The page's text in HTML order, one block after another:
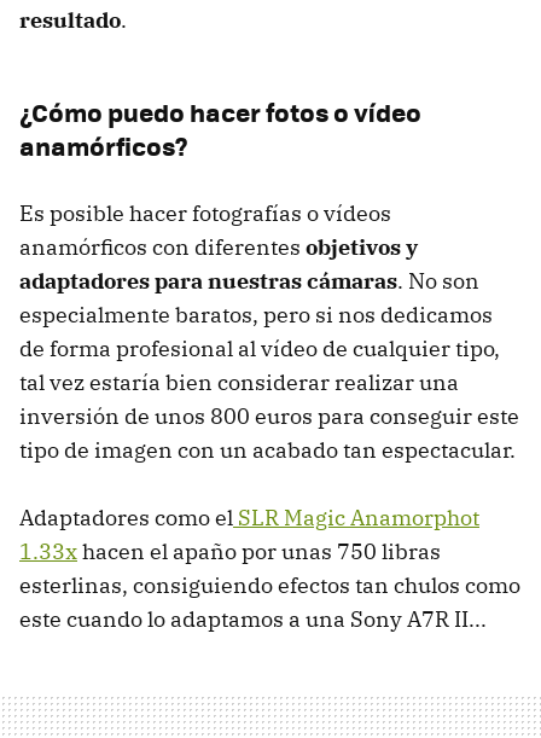
resultado.
¿Cómo puedo hacer fotos o vídeo
anamórficos?
Es posible hacer fotografías o vídeos
anamórficos con diferentes objetivos y
adaptadores para nuestras cámaras. No son
especialmente baratos, pero si nos dedicamos
de forma profesional al vídeo de cualquier tipo,
tal vez estaría bien considerar realizar una
inversión de unos 800 euros para conseguir este
tipo de imagen con un acabado tan espectacular.
Adaptadores como el SLR Magic Anamorphot
1.33xhacen el apaño por unas 750 libras
esterlinas, consiguiendo efectos tan chulos como
este cuando lo adaptamos a una Sony A7R II...